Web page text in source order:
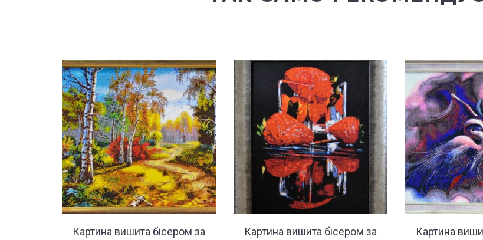
Картина вишита бісером за
Картина вишита бісером за
Картина